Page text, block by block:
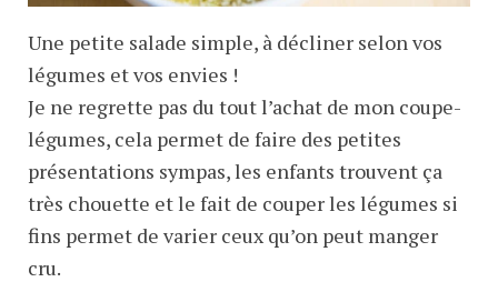
Une petite salade simple, à décliner selon vos
légumes et vos envies !
Je ne regrette pas du tout l’achat de mon coupe-
légumes, cela permet de faire des petites
présentations sympas, les enfants trouvent ça
très chouette et le fait de couper les légumes si
fins permet de varier ceux qu’on peut manger
cru.